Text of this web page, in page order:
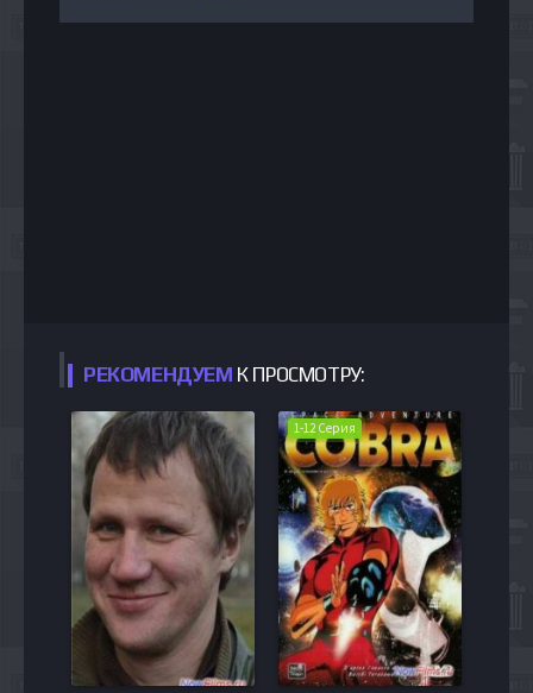
РЕКОМЕНДУЕМ К ПРОСМОТРУ:
1-12 Серия